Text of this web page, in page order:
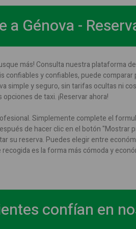
a Génova -
más! Consulta nuestra plataforma
confiables y confiables, puede
simple y seguro, sin tarifas ocultas ni
de taxi. ¡Reservar ahora!
Simplemente complete el
de hacer clic en el botón "Mostrar
su reserva. Puedes elegir entre
es la forma más cómoda y
confían en